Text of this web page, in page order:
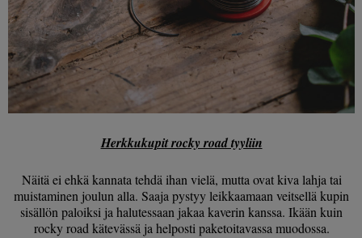
Herkkukupit rocky road tyyliin
Näitä ei ehkä kannata tehdä ihan vielä, mutta ovat kiva lahja tai
muistaminen joulun alla. Saaja pystyy leikkaamaan veitsellä kupin
sisällön paloiksi ja halutessaan jakaa kaverin kanssa. Ikään kuin
rocky road kätevässä ja helposti paketoitavassa muodossa.